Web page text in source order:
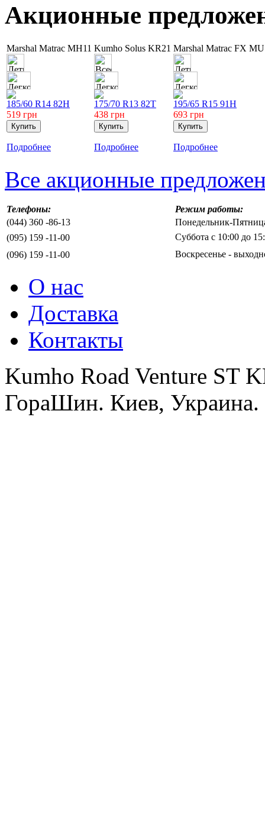
Акционные
Marshal Matrac MH11
185/60 R14 82H
519 грн
Подробнее
Kumho Solus KR21
175/70 R13 82T
438 грн
Подробнее
Marshal Matrac FX
195/65 R15 91H
693 грн
Подробнее
Все акционные
Телефоны:
Режим работы:
(044) 360 -86-13
Понедельник-
(095) 159 -11-00
Суббота с 10:00 до
(096) 159 -11-00
Воскресенье -
О нас
Доставка
Контакты
Kumho Road Venture ST
ГораШин. Киев, Украина.